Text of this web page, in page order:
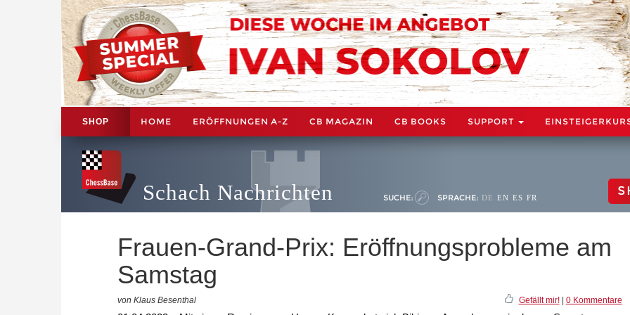
SHOP HOME ERÖFFNUNGEN A-Z CB MAGAZIN CB BOOKS SUPPORT
Schach Nachrichten SUCHE: SPRACHE: DE EN ES FR
Frauen-Grand-Prix: Eröffnungsprobleme am
Samstag
von Klaus Besenthal Gefällt mir!| 0 Kommentare